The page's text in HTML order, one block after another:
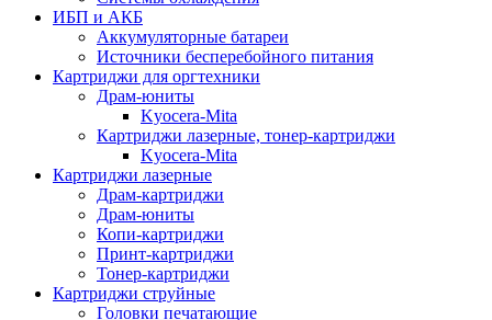
ИБП и АКБ
Аккумуляторные батареи
Источники бесперебойного питания
Картриджи для оргтехники
Драм-юниты
Kyocera-Mita
Картриджи лазерные, тонер-картриджи
Kyocera-Mita
Картриджи лазерные
Драм-картриджи
Драм-юниты
Копи-картриджи
Принт-картриджи
Тонер-картриджи
Картриджи струйные
Головки печатающие